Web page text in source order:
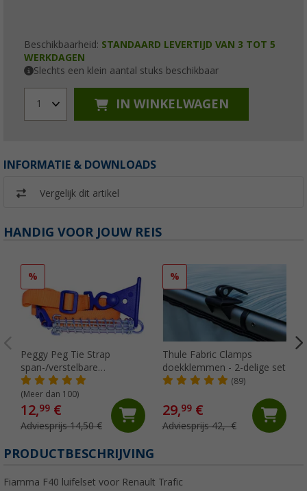
Beschikbaarheid: STANDAARD LEVERTIJD VAN 3 TOT 5
WERKDAGEN
Slechts een klein aantal stuks beschikbaar
1 IN WINKELWAGEN
INFORMATIE & DOWNLOADS
Vergelijk dit artikel
HANDIG VOOR JOUW REIS
%
Peggy Peg Tie Strap
span-/verstelbare
markeerriem
(Meer dan 100)
12,99 €
Adviesprijs 14,50 €
%
Thule Fabric Clamps
doekklemmen - 2-delige set
(89)
29,99€
Adviesprijs 42,- €
PRODUCTBESCHRIJVING
Fiamma F40 luifelset voor Renault Trafic